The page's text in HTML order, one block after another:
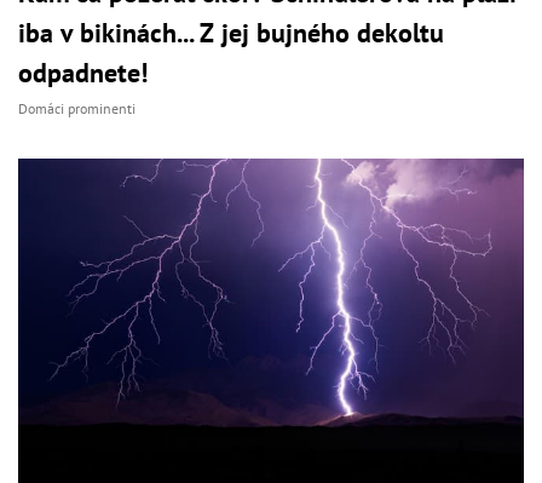
iba v bikinách... Z jej bujného dekoltu
odpadnete!
Domáci prominenti